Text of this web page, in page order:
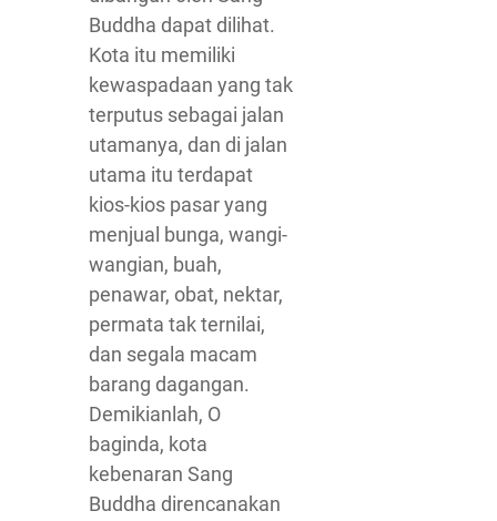
Buddha dapat dilihat.
Kota itu memiliki
kewaspadaan yang tak
terputus sebagai jalan
utamanya, dan di jalan
utama itu terdapat
kios-kios pasar yang
menjual bunga, wangi-
wangian, buah,
penawar, obat, nektar,
permata tak ternilai,
dan segala macam
barang dagangan.
Demikianlah, O
baginda, kota
kebenaran Sang
Buddha direncanakan